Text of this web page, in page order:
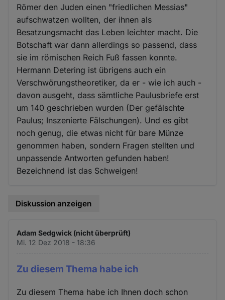
Römer den Juden einen "friedlichen Messias"
aufschwatzen wollten, der ihnen als
Besatzungsmacht das Leben leichter macht. Die
Botschaft war dann allerdings so passend, dass
sie im römischen Reich Fuß fassen konnte.
Hermann Detering ist übrigens auch ein
Verschwörungstheoretiker, da er - wie ich auch -
davon ausgeht, dass sämtliche Paulusbriefe erst
um 140 geschrieben wurden (Der gefälschte
Paulus; Inszenierte Fälschungen). Und es gibt
noch genug, die etwas nicht für bare Münze
genommen haben, sondern Fragen stellten und
unpassende Antworten gefunden haben!
Bezeichnend ist das Schweigen!
Diskussion anzeigen
Adam Sedgwick (nicht überprüft)
Mi. 12 Dez 2018 - 18:36
Zu diesem Thema habe ich
Zu diesem Thema habe ich Ihnen doch schon